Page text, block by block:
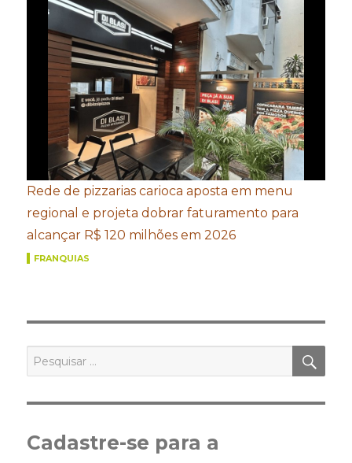
Rede de pizzarias carioca aposta em menu
regional e projeta dobrar faturamento para
alcançar R$ 120 milhões em 2026
FRANQUIAS
por:
Cadastre-se para a